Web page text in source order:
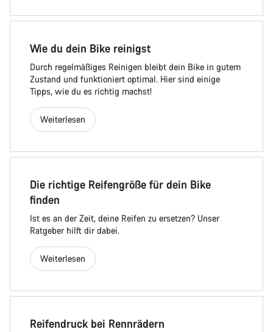
Wie du dein Bike reinigst
Durch regelmäßiges Reinigen bleibt dein Bike in gutem
Zustand und funktioniert optimal. Hier sind einige
Tipps, wie du es richtig machst!
Weiterlesen
Die richtige Reifengröße für dein Bike
finden
Ist es an der Zeit, deine Reifen zu ersetzen? Unser
Ratgeber hilft dir dabei.
Weiterlesen
Reifendruck bei Rennrädern